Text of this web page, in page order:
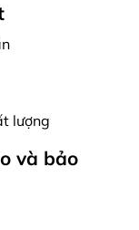
lượng
và bảo